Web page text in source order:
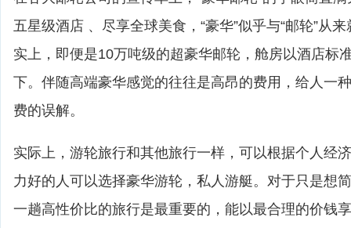
五星级酒店 、尽享全球美食，“豪华”似乎与“邮轮”从
实上，即便是10万吨级的超豪华邮轮，舱房以酒店标
下。伴随高端豪华感觉的往往是高昂的费用，给人一
费的误解。
实际上，游轮旅行和其他旅行一样，可以根据个人经
力好的人可以选择豪华游轮，私人游艇。对于只是想
一趟高性价比的旅行是最重要的，能以最合理的价钱